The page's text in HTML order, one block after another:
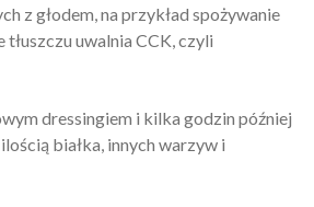
z głodem, na przykład spożywanie
uwalnia CCK, czyli
dressingiem i kilka godzin później
białka, innych warzyw i